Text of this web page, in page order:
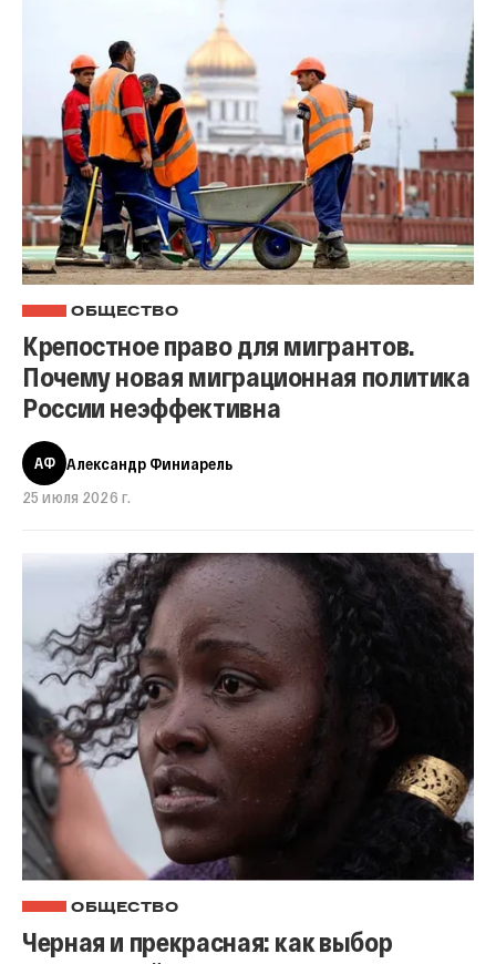
ОБЩЕСТВО
Крепостное право для мигрантов.
Почему новая миграционная политика
России неэффективна
АФ
Александр Финиарель
25 июля 2026 г.
ОБЩЕСТВО
Черная и прекрасная: как выбор